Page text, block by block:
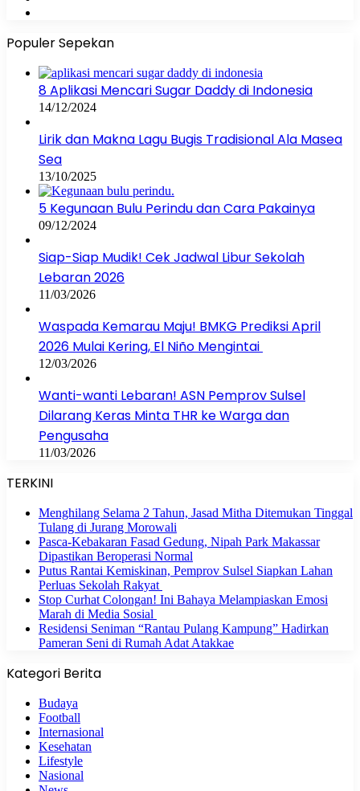
Populer Sepekan
8 Aplikasi Mencari Sugar Daddy di Indonesia
14/12/2024
Lirik dan Makna Lagu Bugis Tradisional Ala Masea
Sea
13/10/2025
5 Kegunaan Bulu Perindu dan Cara Pakainya
09/12/2024
Siap-Siap Mudik! Cek Jadwal Libur Sekolah
Lebaran 2026
11/03/2026
Waspada Kemarau Maju! BMKG Prediksi April
2026 Mulai Kering, El Niño Mengintai
12/03/2026
Wanti-wanti Lebaran! ASN Pemprov Sulsel
Dilarang Keras Minta THR ke Warga dan
Pengusaha
11/03/2026
TERKINI
Menghilang Selama 2 Tahun, Jasad Mitha Ditemukan Tinggal
Tulang di Jurang Morowali
Pasca-Kebakaran Fasad Gedung, Nipah Park Makassar
Dipastikan Beroperasi Normal
Putus Rantai Kemiskinan, Pemprov Sulsel Siapkan Lahan
Perluas Sekolah Rakyat
Stop Curhat Colongan! Ini Bahaya Melampiaskan Emosi
Marah di Media Sosial
Residensi Seniman “Rantau Pulang Kampung” Hadirkan
Pameran Seni di Rumah Adat Atakkae
Kategori Berita
Budaya
Football
Internasional
Kesehatan
Lifestyle
Nasional